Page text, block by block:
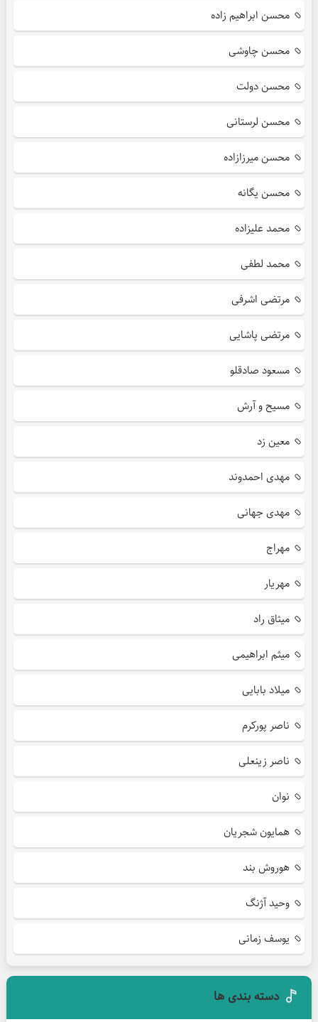
محسن ابراهیم زاده
محسن چاوشی
محسن دولت
محسن لرستانی
محسن میرزازاده
محسن یگانه
محمد علیزاده
محمد لطفی
مرتضی اشرفی
مرتضی پاشایی
مسعود صادقلو
مسیح و آرش
معین زد
مهدی احمدوند
مهدی جهانی
مهراج
مهریار
میثاق راد
میثم ابراهیمی
میلاد بابایی
ناصر پورکرم
ناصر زینعلی
نوان
همایون شجریان
هوروش بند
وحید آژنگ
یوسف زمانی
دسته بندی ها